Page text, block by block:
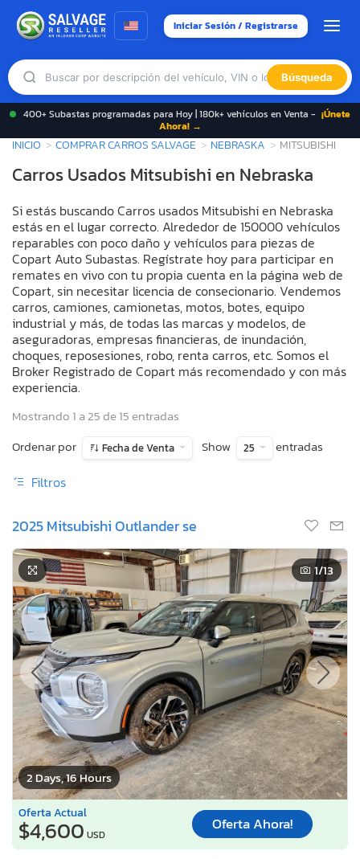
Iniciar Sesión / Registrarse
Búsqueda
400+ Subastas programadas para Hoy | 180k+ vehículos en Venta - ¡Únete
Ahora! →
INICIO COMPRAR CARROS SALVAGE NEBRASKA MITSUBISHI
Carros Usados Mitsubishi en Nebraska
Si estás buscando Carros usados Mitsubishi en Nebraska
estás en el lugar correcto. Alrededor de 150000 vehículos
reparables con poco daño y vehículos para piezas de
Copart Auto Subastas. Regístrate hoy para participar en
remates en vivo con tu propia cuenta en la página web de
Copart, sin necesitar licencia de consecionario. Vendemos
carros, camiones, camionetas, motos, botes, equipo
industrial y más, de todas las marcas y modelos, de
aseguradoras, empresas financieras, de inundación,
choques, reposesiones, robo, renta carros, etc. Somos el
Broker Registrado de Copart más recomendado y con más
experiencia.
Mostrando 1 a 25 de 15 entradas
Ordenar por
Fecha de Venta Show 25 entradas
Filtros
2025 Mitsubishi Outlander se
2 Days, 16 Hours
1/13
Oferta Actual
$4,600 USD
Oferta Ahora!